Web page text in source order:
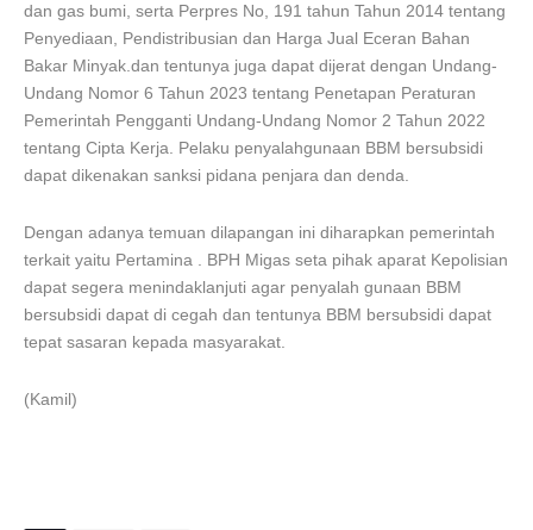
dan gas bumi, serta Perpres No, 191 tahun Tahun 2014 tentang
Penyediaan, Pendistribusian dan Harga Jual Eceran Bahan
Bakar Minyak.dan tentunya juga dapat dijerat dengan Undang-
Undang Nomor 6 Tahun 2023 tentang Penetapan Peraturan
Pemerintah Pengganti Undang-Undang Nomor 2 Tahun 2022
tentang Cipta Kerja. Pelaku penyalahgunaan BBM bersubsidi
dapat dikenakan sanksi pidana penjara dan denda.
Dengan adanya temuan dilapangan ini diharapkan pemerintah
terkait yaitu Pertamina . BPH Migas seta pihak aparat Kepolisian
dapat segera menindaklanjuti agar penyalah gunaan BBM
bersubsidi dapat di cegah dan tentunya BBM bersubsidi dapat
tepat sasaran kepada masyarakat.
(Kamil)